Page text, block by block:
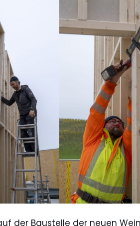
der Baustelle der neuen